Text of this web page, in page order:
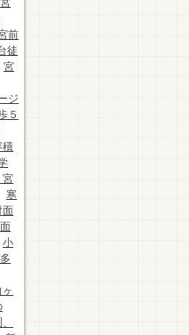
宮
前
徒
宮
ジ
５
積
宮
寒
面
小